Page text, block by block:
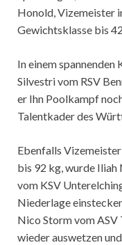
Honold, Vizemeister
Gewichtsklasse bis
In einem spannenden
Silvestri vom RSV
er Ihn Poolkampf
Talentkader des
Ebenfalls
bis 92 kg, wurde
vom KSV
Niederlage
Nico Storm vom ASV
wieder auswetzen